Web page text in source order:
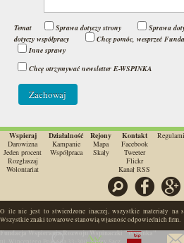
Temat Sprawa dotyczy strony Sprawa
dotyczy współpracy
Chcę pomóc, wesprzeć
Inne sprawy
Newsletter
Chcę otrzymywać newsletter E-WSPINKA
Wspieraj
Darowizna
Jeden procent
Rozgłaszaj
Wolontariat
Działalność
Kampanie
Współpraca
Rejony
Mapa
Skały
Kontakt
Facebook
Tweeter
Flickr
Kanał RSS
Szukaj Facebook
O ile nie jest to stwierdzone inaczej, wszystkie materiały na
Wszystkie znaki towarowe stanowią własność odpowiednich firm.
Fundacja Wspierania Rozwoju Wspinaczki "Wspinka"